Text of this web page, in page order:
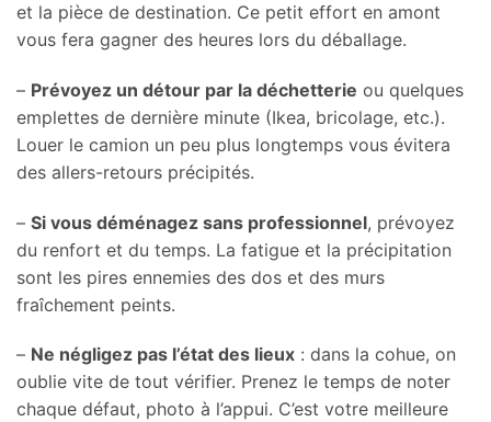
et la pièce de destination. Ce petit effort en amont
vous fera gagner des heures lors du déballage.
– Prévoyez un détour par la déchetterie ou quelques
emplettes de dernière minute (Ikea, bricolage, etc.).
Louer le camion un peu plus longtemps vous évitera
des allers-retours précipités.
– Si vous déménagez sans professionnel, prévoyez
du renfort et du temps. La fatigue et la précipitation
sont les pires ennemies des dos et des murs
fraîchement peints.
– Ne négligez pas l’état des lieux : dans la cohue, on
oublie vite de tout vérifier. Prenez le temps de noter
chaque défaut, photo à l’appui. C’est votre meilleure